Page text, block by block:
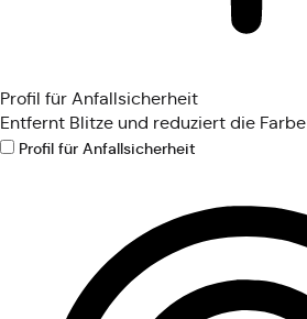
Profil für Anfallsicherheit
Entfernt Blitze und reduziert die Farbe
Profil für Anfallsicherheit